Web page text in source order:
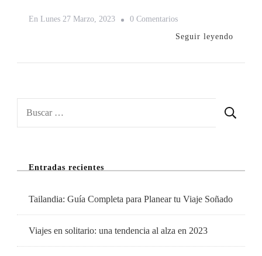
En Lunes 27 Marzo, 2023 0 ComentariosEn
A
Por
Seguir leyendo
Entradas recientes
Tailandia: Guía Completa para Planear tu Viaje Soñado
Viajes en solitario: una tendencia al alza en 2023